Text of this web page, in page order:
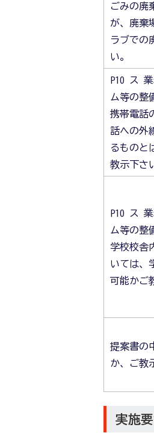
ごみの廃
が、廃棄
ラブでの
い。
P10 ス
ム等の整
携帯電話
話への外
るものと
教示下さ
P10 ス
ム等の整
学校校舎
いては、
可能かご
提案書の
か、ご教
実施